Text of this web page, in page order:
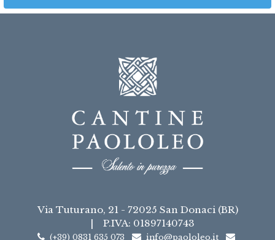
Via Tuturano, 21 - 72025 San Donaci (BR)
|
P.IVA: 01897140743
(+39) 0831 635 073 info@paololeo.it